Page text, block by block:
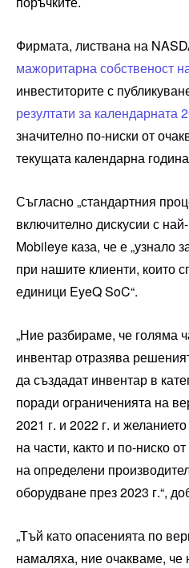
Фирмата, листвана на
мажоритарна собственост
инвеститорите с
резултати за календарната
значително по-ниски от
текущата календарна
Съгласно „стандартния
включително дискусии с
Mobileye каза, че е „узнало
при нашите клиенти, които
единици EyeQ SoC“.
„Ние разбираме, че голяма
инвентар отразява
да създадат инвентар в
поради ограниченията на
2021 г. и 2022 г. и
на части, както и по-ниско
на определени
оборудване през 2023 г.“,
„Тъй като опасенията по
намаляха, ние очакваме,